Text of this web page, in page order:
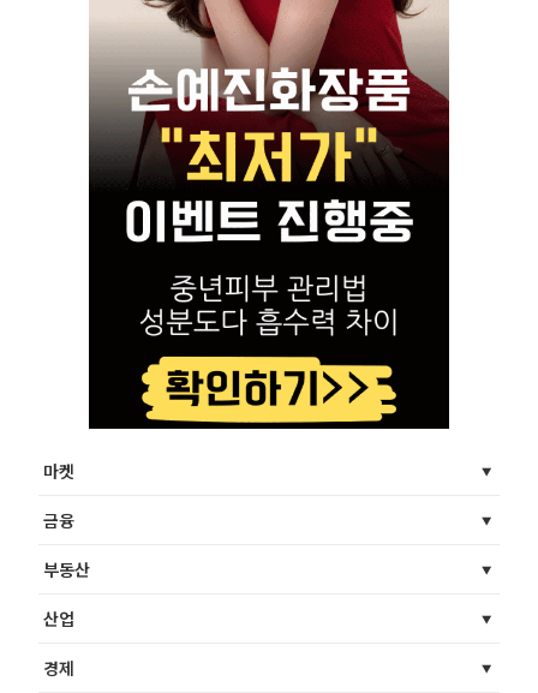
마켓
금융
부동산
산업
경제